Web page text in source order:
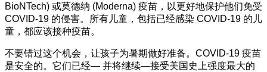
BioNTech) 或莫德纳 (Moderna) 疫苗，以更好地保护他们免受
COVID-19 的侵害。所有儿童，包括已经感染 COVID-19 的儿
童，都应该接种疫苗。
不要错过这个机会，让孩子为暑期做好准备。COVID-19 疫苗
是安全的。它们已经— 并将继续—接受美国史上强度最大的